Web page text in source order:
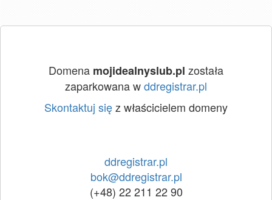
Domena mojidealnyslub.pl została
zaparkowana wddregistrar.pl
Skontaktuj sięz właścicielem domeny
ddregistrar.pl
bok@ddregistrar.pl
(+48) 22 211 22 90